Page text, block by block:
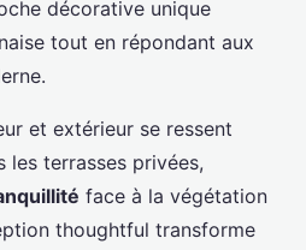
décorative unique
tout en répondant aux
et extérieur se ressent
les terrasses privées,
face à la végétation
thoughtful transforme